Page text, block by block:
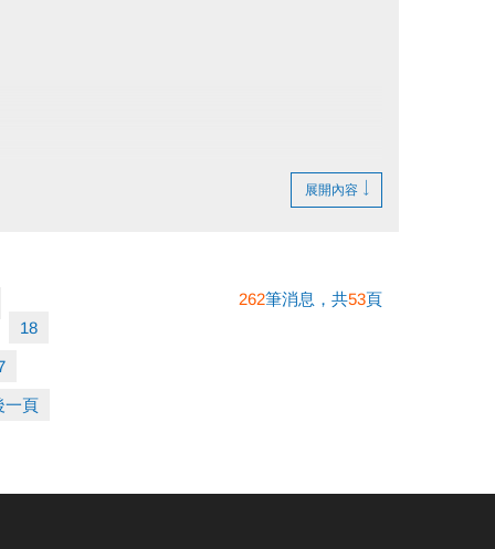
展開內容
18
一頁
262筆消息，共53頁